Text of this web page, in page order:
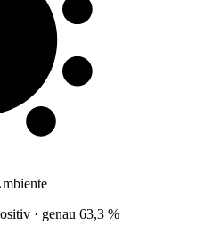
· genau 63,3 %